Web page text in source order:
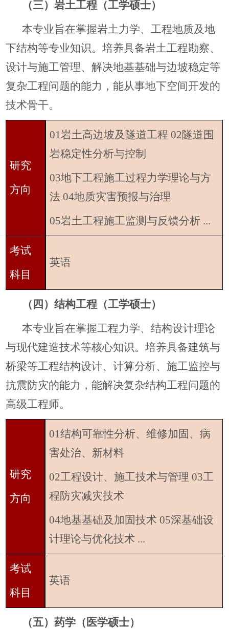
（三）岩土工程（工学硕士）
本专业旨在掌握岩土力学、工程地质及地
下结构等专业知识。培养具备岩土工程勘察、
设计与施工管理、解决地基基础与边坡稳定等
复杂工程问题的能力，能从事地下空间开发的
技术骨干。
研究
方向
01岩土高边坡及隧道工程 02隧道围
岩稳定性分析与控制
03地下工程施工过程力学理论与方
法 04地质灾害预报与治理
05岩土工程施工监测与反馈分析 ...
考试
科目
英语
（四）结构工程（工学硕士）
本专业旨在掌握工程力学、结构设计理论
与现代建造技术等核心知识。培养具备建筑与
桥梁等工程结构设计、计算分析、施工监控与
抗震防灾的能力，能解决复杂结构工程问题的
高级工程师。
研究
方向
01结构可靠性分析、维修加固、病
害处治、新材料
02工程设计、施工技术与管理 03工
程防灾减灾技术
04地基基础及加固技术 05深基础设
计理论与优化技术 ...
考试
科目
英语
（五）药学（医学硕士）